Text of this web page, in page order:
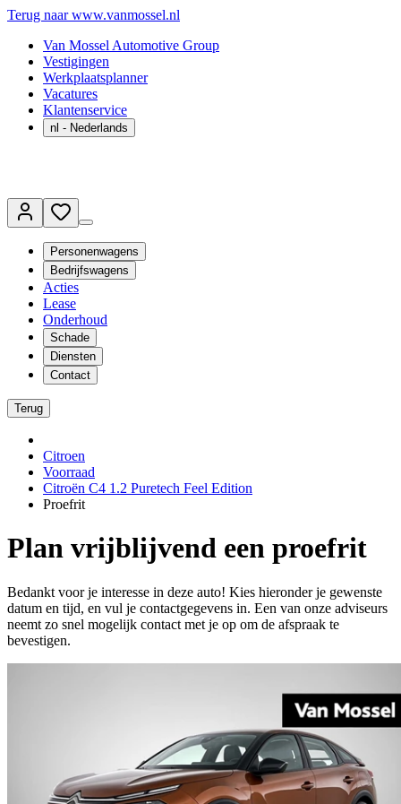
Terug naar www.vanmossel.nl
Van Mossel Automotive Group
Vestigingen
Werkplaatsplanner
Vacatures
Klantenservice
nl - Nederlands
Personenwagens
Bedrijfswagens
Acties
Lease
Onderhoud
Schade
Diensten
Contact
Terug
Citroen
Voorraad
Citroën C4 1.2 Puretech Feel Edition
Proefrit
Plan vrijblijvend een proefrit
Bedankt voor je interesse in deze auto! Kies hieronder je gewenste
datum en tijd, en vul je contactgegevens in. Een van onze adviseurs
neemt zo snel mogelijk contact met je op om de afspraak te
bevestigen.